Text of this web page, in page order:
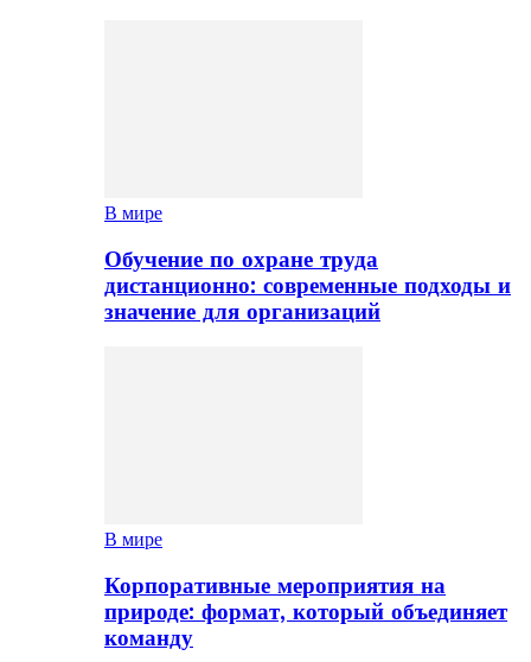
В мире
Обучение по охране труда
дистанционно: современные подходы и
значение для организаций
В мире
Корпоративные мероприятия на
природе: формат, который объединяет
команду